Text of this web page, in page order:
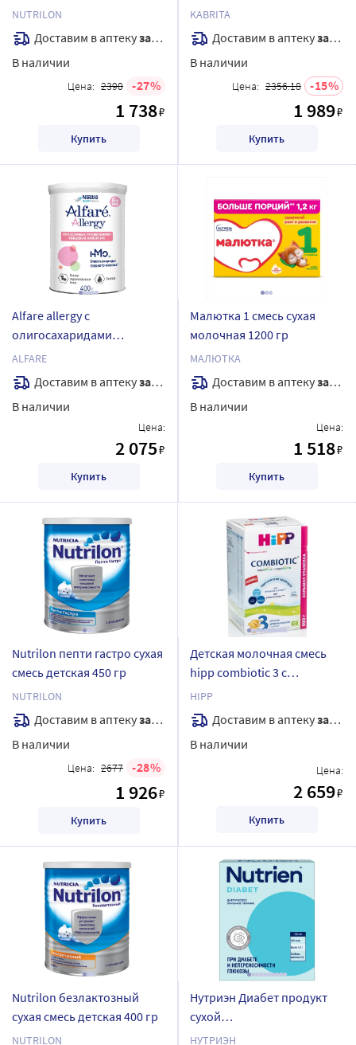
NUTRILON
Доставим в аптекузавтра
В наличии
Цена: 2390 27
1 738₽
Купить
козьем молоке для
комфортного
пищеварения с 6 месяцев
400 гр
KABRITA
Доставим в аптекузавтра
В наличии
Цена: 2356.18 15
1 989₽
Купить
Alfare allergy с
олигосахаридами
грудного молока смесь для
детей с рождения 400 гр
ALFARE
Доставим в аптекузавтра
В наличии
Цена:
2 075₽
Купить
Малютка 1 смесь сухая
молочная 1200 гр
МАЛЮТКА
Доставим в аптекузавтра
В наличии
Цена:
1 518₽
Купить
Nutrilon пепти гастро сухая
смесь детская 450 гр
NUTRILON
Доставим в аптекузавтра
В наличии
Цена: 2677 28
1 926₽
Купить
Детская молочная смесь
hipp combiotic 3 c
лактобактериями сухая c
10 месяцев 900 г/коробка/
HIPP
Доставим в аптекузавтра
В наличии
Цена:
2 659₽
Купить
Nutrilon безлактозный
сухая смесь детская 400 гр
NUTRILON
Нутриэн Диабет продукт
сухой
специализированный для
НУТРИЭН